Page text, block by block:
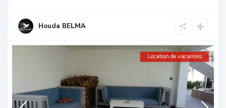
Houda BELMA
Location de vacances